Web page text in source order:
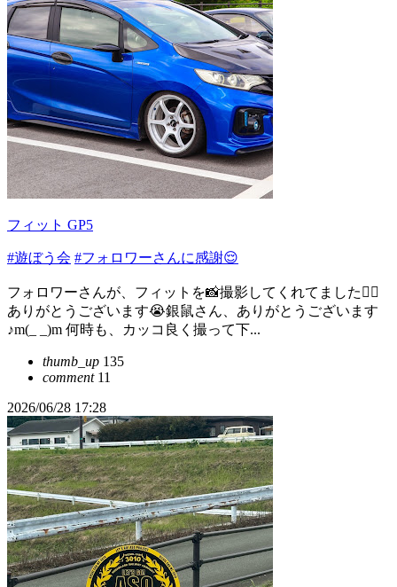
フィット GP5
#遊ぼう会 #フォロワーさんに感謝😌
フォロワーさんが、フィットを📸撮影してくれてました🙇‍♂️
ありがとうございます😭銀鼠さん、ありがとうございます
♪m(_ _)m 何時も、カッコ良く撮って下...
thumb_up 135
comment11
2026/06/28 17:28